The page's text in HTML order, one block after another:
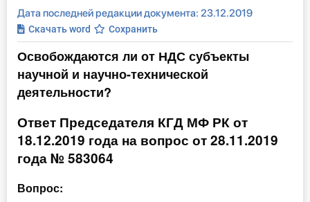
Формы
Консультации
Правовая база
Библиотека бухгалтера
Инструменты
Вебинары
Дата последней редакции документа: 23.12.2019
Скачать word Сохранить
Освобождаются ли от НДС субъекты
научной и научно-технической
деятельности?
Ответ Председателя КГД МФ РК от
18.12.2019 года на вопрос от 28.11.2019
года № 583064
Вопрос: